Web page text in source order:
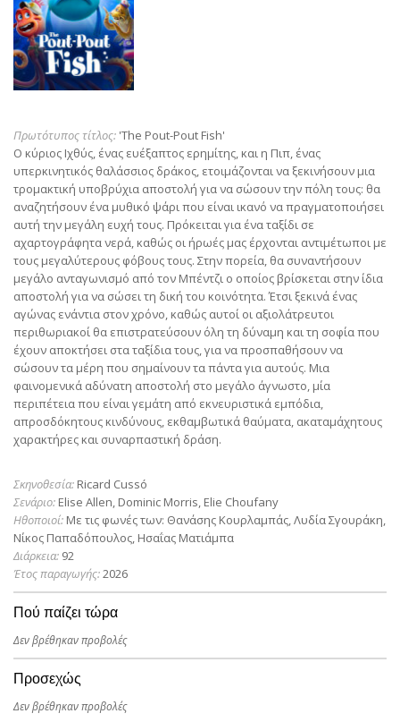
Πρωτότυπος τίτλος: 'The Pout-Pout Fish'
Ο κύριος Ιχθύς, ένας ευέξαπτος ερημίτης, και η Πιπ, ένας
υπερκινητικός θαλάσσιος δράκος, ετοιμάζονται να ξεκινήσουν μια
τρομακτική υποβρύχια αποστολή για να σώσουν την πόλη τους: θα
αναζητήσουν ένα μυθικό ψάρι που είναι ικανό να πραγματοποιήσει
αυτή την μεγάλη ευχή τους. Πρόκειται για ένα ταξίδι σε
αχαρτογράφητα νερά, καθώς οι ήρωές μας έρχονται αντιμέτωποι με
τους μεγαλύτερους φόβους τους. Στην πορεία, θα συναντήσουν
μεγάλο ανταγωνισμό από τον Μπέντζι ο οποίος βρίσκεται στην ίδια
αποστολή για να σώσει τη δική του κοινότητα. Έτσι ξεκινά ένας
αγώνας ενάντια στον χρόνο, καθώς αυτοί οι αξιολάτρευτοι
περιθωριακοί θα επιστρατεύσουν όλη τη δύναμη και τη σοφία που
έχουν αποκτήσει στα ταξίδια τους, για να προσπαθήσουν να
σώσουν τα μέρη που σημαίνουν τα πάντα για αυτούς. Μια
φαινομενικά αδύνατη αποστολή στο μεγάλο άγνωστο, μία
περιπέτεια που είναι γεμάτη από εκνευριστικά εμπόδια,
απροσδόκητους κινδύνους, εκθαμβωτικά θαύματα, ακαταμάχητους
χαρακτήρες και συναρπαστική δράση.
Σκηνοθεσία: Ricard Cussó
Σενάριο: Elise Allen, Dominic Morris, Elie Choufany
Ηθοποιοί: Με τις φωνές των: Θανάσης Κουρλαμπάς, Λυδία Σγουράκη,
Νίκος Παπαδόπουλος, Ησαΐας Ματιάμπα
Διάρκεια: 92
Έτος παραγωγής:2026
Πού παίζει τώρα
Δεν βρέθηκαν προβολές
Προσεχώς
Δεν βρέθηκαν προβολές